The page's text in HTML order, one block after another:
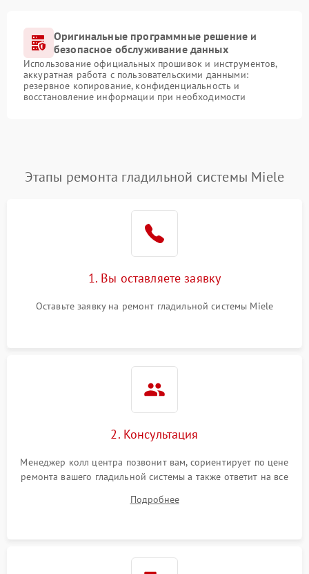
Оригинальные программные решение и
безопасное обслуживание данных
Использование официальных прошивок и инструментов,
аккуратная работа с пользовательскими данными:
резервное копирование, конфиденциальность и
восстановление информации при необходимости
Этапы ремонта гладильной системы Miele
1. Вы оставляете заявку
Оставьте заявку на ремонт гладильной системы Miele
2. Консультация
Менеджер колл центра позвонит вам, сориентирует по цене
ремонта вашего гладильной системы а также ответит на все
Подробнее